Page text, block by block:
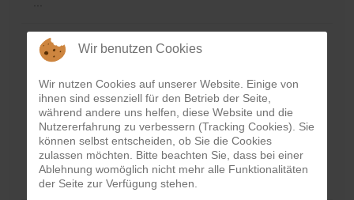
Kleines Teilnehmerfeld, aber große
Stimmung
Jürgen Hoffmann Erstellt: 04. März 2020
Kleines Teilnehmerfeld, aber große Stimmung. So kann
man die Rheinland-Meisterschaften der Jugend im
Wir benutzen Cookies
Wir nutzen Cookies auf unserer Website. Einige von
ihnen sind essenziell für den Betrieb der Seite,
während andere uns helfen, diese Website und die
Nutzererfahrung zu verbessern (Tracking Cookies). Sie
können selbst entscheiden, ob Sie die Cookies
zulassen möchten. Bitte beachten Sie, dass bei einer
Ablehnung womöglich nicht mehr alle Funktionalitäten
der Seite zur Verfügung stehen.